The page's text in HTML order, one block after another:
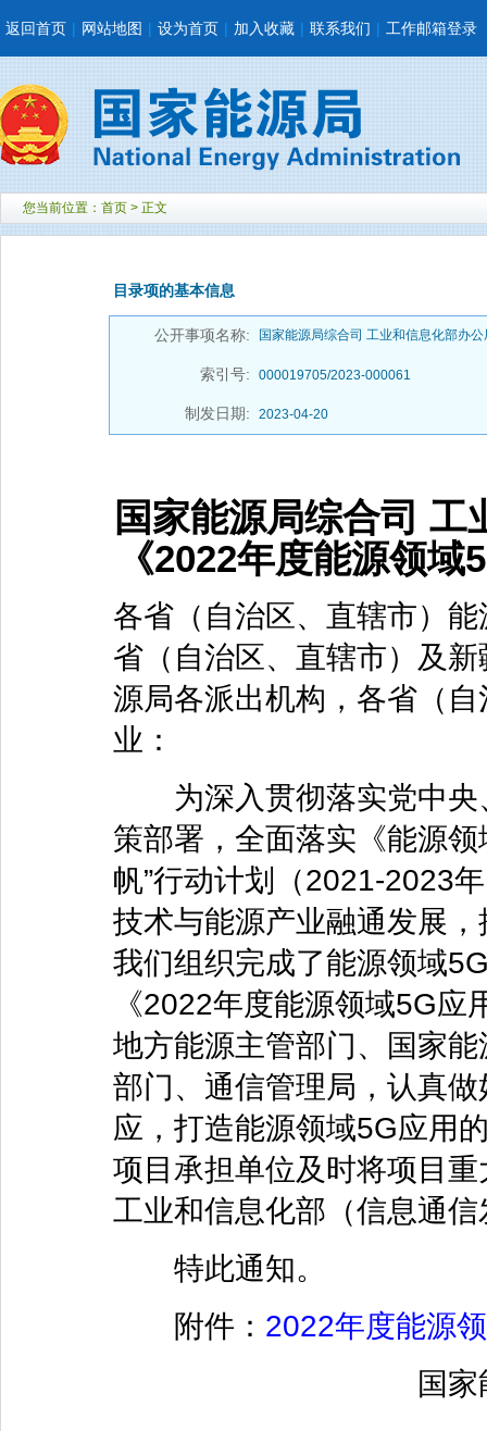
返回首页 | 网站地图 | 设为首页 | 加入收藏 | 联系我们 | 工作邮箱登录
您当前位置： 首页 > 正文
目录项的基本信息
公开事项名称: 国家能源局综合司 工业和信息化部办
索引号: 000019705/2023-000061
制发日期: 2023-04-20
国家能源局综合司
《2022年度能源领
各省（自治区、直辖市）
省（自治区、直辖市）及
源局各派出机构，各省（
业：
为深入贯彻落实党中央
策部署，全面落实《能源
帆”行动计划（2021-2023
技术与能源产业融通发展
我们组织完成了能源领域
《2022年度能源领域5G
地方能源主管部门、国家
部门、通信管理局，认真
应，打造能源领域5G应用
项目承担单位及时将项目
工业和信息化部（信息通
特此通知。
附件： 2022年度能源
国